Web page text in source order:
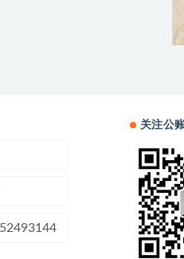
关注公